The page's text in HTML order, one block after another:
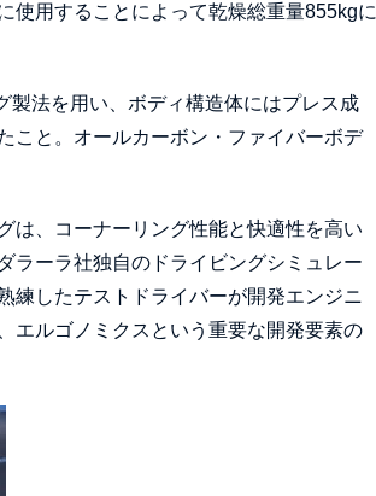
使用することによって乾燥総重量855kgに
法を用い、ボディ構造体にはプレス成
こと。オールカーボン・ファイバーボデ
は、コーナーリング性能と快適性を高い
ラーラ社独自のドライビングシミュレー
練したテストドライバーが開発エンジニ
エルゴノミクスという重要な開発要素の